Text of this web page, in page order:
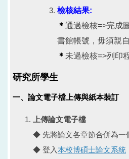
檢核結果:
＊ 通過檢核=>完成
書館帳號 ，毋須親
＊ 未過檢核=>列印
研究所學生
一、論文電子檔上傳與紙本裝訂
上傳論文電子檔
◆ 先將論文各章節合併為一
◆ 登入本校博碩士論文系統